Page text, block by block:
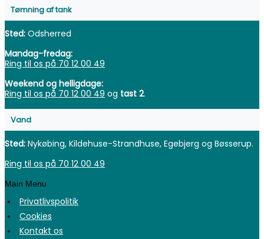
Tømning af tank
Sted: Odsherred
Mandag-fredag:
Ring til os på 70 12 00 49
Weekend og helligdage:
Ring til os på 70 12 00 49 og tast 2.
Vand
Sted: Nykøbing, Kildehuse-Strandhuse, Egebjerg og Bøsserup.
Ring til os på 70 12 00 49
Main Menu
Privatlivspolitik
Cookies
Kontakt os